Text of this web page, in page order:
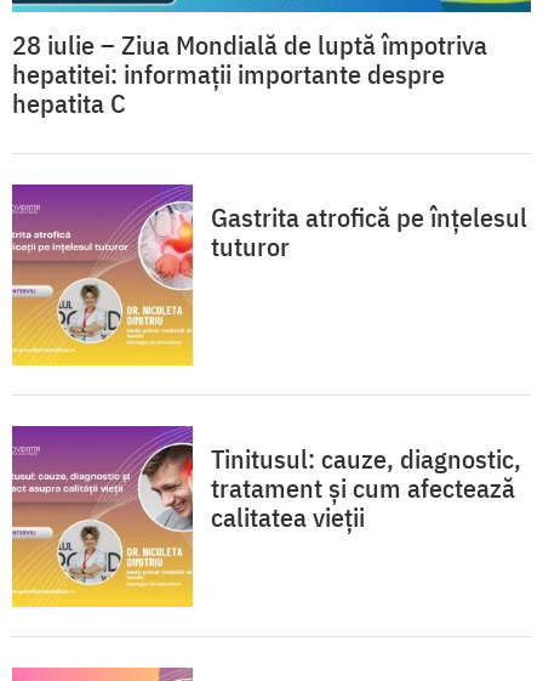
28 iulie – Ziua Mondială de luptă împotriva
hepatitei: informații importante despre
hepatita C
Gastrita atrofică pe înțelesul
tuturor
Tinitusul: cauze, diagnostic,
tratament și cum afectează
calitatea vieții